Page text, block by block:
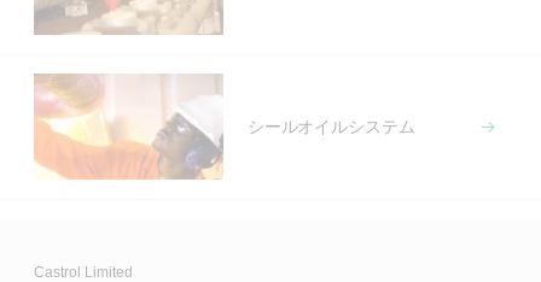
シールオイルシステム
Castrol Limited